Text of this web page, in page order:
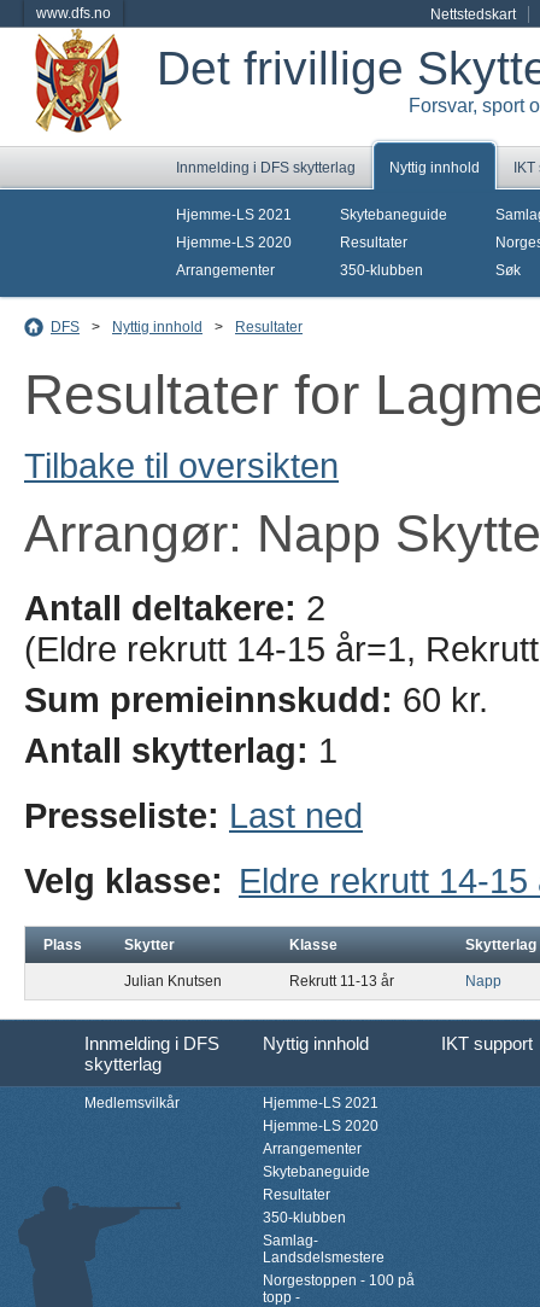
www.dfs.no Nettstedskart
Det frivillige
Forsvar, sport
Innmelding i DFS skytterlag Nyttig innhold
Hjemme-LS 2021
Hjemme-LS 2020
Arrangementer
Skytebaneguide
Resultater
350-klubben
Søk
DFS > Nyttig innhold > Resultater
Resultater for
Tilbake til oversikten
Arrangør: Napp
Antall deltakere: 2
(Eldre rekrutt 14-15 år=1,
Sum premieinnskudd: 60 kr.
Antall skytterlag: 1
Presseliste: Last ned
Velg klasse: Eldre rekrutt 14-15
Plass Skytter Klasse Skytterlag
Julian Knutsen Rekrutt 11-13 år Napp
Innmelding i DFS
skytterlag
Nyttig innhold IKT support
Medlemsvilkår
Hjemme-LS 2021
Hjemme-LS 2020
Arrangementer
Skytebaneguide
Resultater
350-klubben
Samlag-
Landsdelsmestere
Norgestoppen - 100 på
topp -